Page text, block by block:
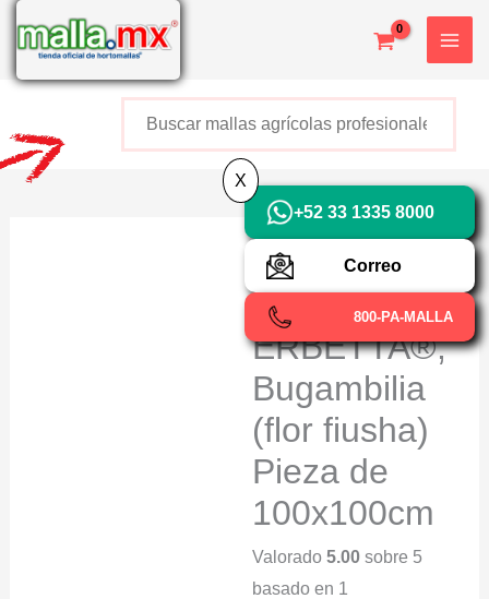
contenido
Muro
Sintetico
ERBETTA®,
Bugambilia
(flor fiusha)
Pieza de
100x100cm
Valorado5.00 sobre 5
basado en 1
+52 800 726 2552
+52 33 1335 8000
Correo
800-PA-MALLA
X